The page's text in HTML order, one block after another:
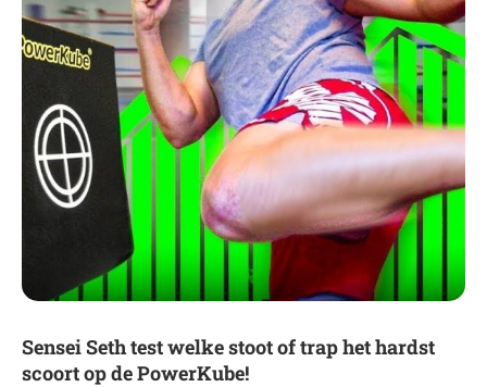
Sensei Seth test welke stoot of trap het hardst
scoort op de PowerKube!